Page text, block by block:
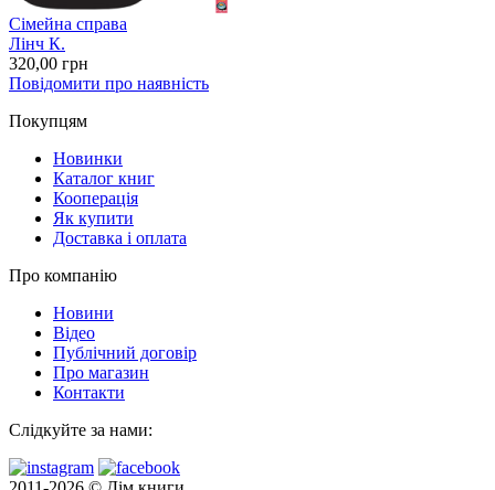
Сімейна справа
Лінч К.
320,00 грн
Повідомити про наявність
Покупцям
Новинки
Каталог книг
Кооперація
Як купити
Доставка і оплата
Про компанію
Новини
Відео
Публічний договір
Про магазин
Контакти
Слідкуйте за нами: